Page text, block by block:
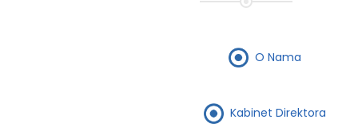
O Nama
Kabinet Direktora